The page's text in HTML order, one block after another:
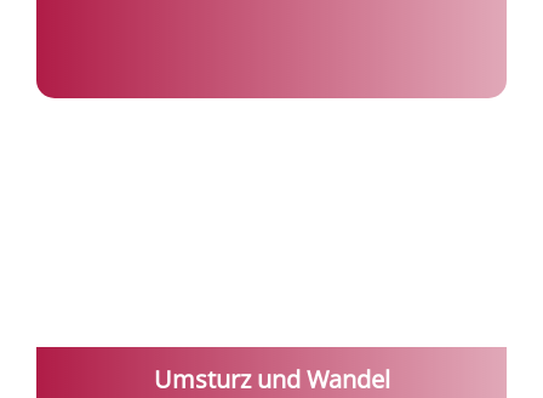
Umsturz und Wandel